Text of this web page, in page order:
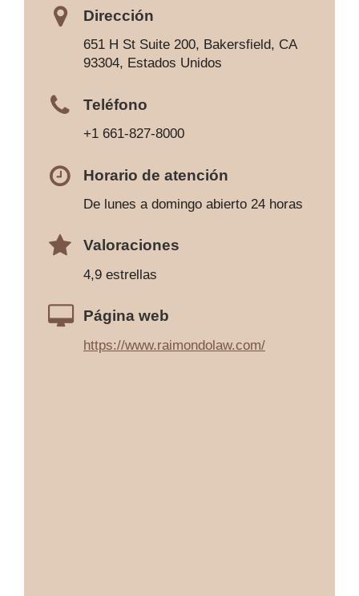
Dirección
651 H St Suite 200, Bakersfield, CA
93304, Estados Unidos
Teléfono
+1 661-827-8000
Horario de atención
De lunes a domingo abierto 24 horas
Valoraciones
4,9 estrellas
Página web
https://www.raimondolaw.com/